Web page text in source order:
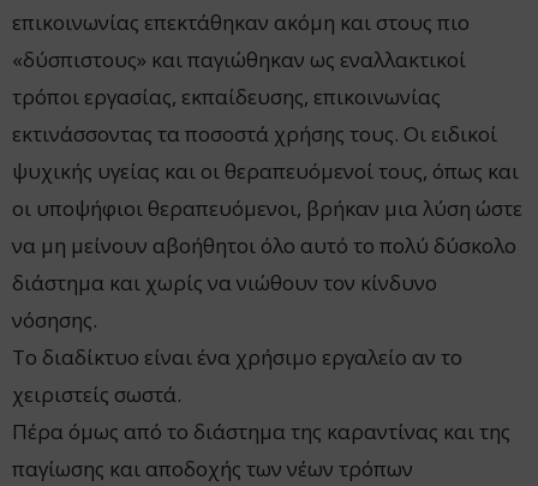
επικοινωνίας επεκτάθηκαν ακόμη και στους πιο
«δύσπιστους» και παγιώθηκαν ως εναλλακτικοί
τρόποι εργασίας, εκπαίδευσης, επικοινωνίας
εκτινάσσοντας τα ποσοστά χρήσης τους. Οι ειδικοί
ψυχικής υγείας και οι θεραπευόμενοί τους, όπως και
οι υποψήφιοι θεραπευόμενοι, βρήκαν μια λύση ώστε
να μη μείνουν αβοήθητοι όλο αυτό το πολύ δύσκολο
διάστημα και χωρίς να νιώθουν τον κίνδυνο
νόσησης.
Το διαδίκτυο είναι ένα χρήσιμο εργαλείο αν το
χειριστείς σωστά.
Πέρα όμως από το διάστημα της καραντίνας και της
παγίωσης και αποδοχής των νέων τρόπων